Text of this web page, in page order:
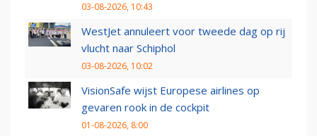
03-08-2026, 10:43
WestJet annuleert voor tweede dag op rij
vlucht naar Schiphol
03-08-2026, 10:02
VisionSafe wijst Europese airlines op
gevaren rook in de cockpit
01-08-2026, 8:00